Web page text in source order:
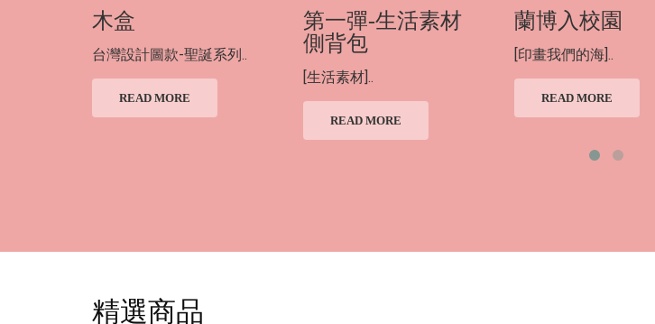
木盒
台灣設計圖款-聖誕系列..
READ MORE
第一彈-生活素材
側背包
[生活素材]..
READ MORE
蘭博入校園
[印畫我們的海]..
READ MORE
精選商品